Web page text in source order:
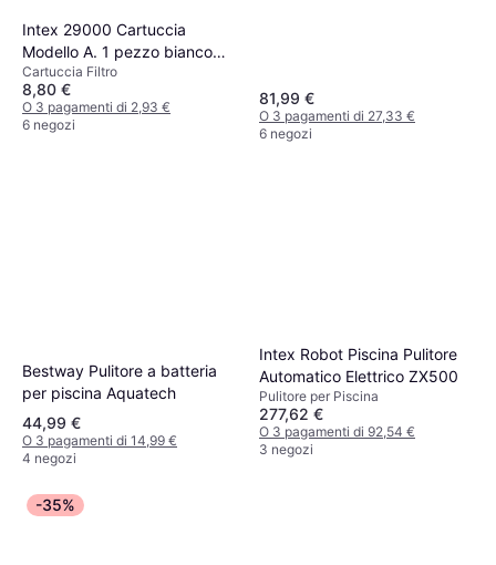
Intex 29000 Cartuccia
Modello A. 1 pezzo bianco
bianco
Cartuccia Filtro
8,80 €
O 3 pagamenti di 2,93 €
6 negozi
81,99 €
O 3 pagamenti di 27,33 €
6 negozi
Bestway Pulitore a batteria
per piscina Aquatech
44,99 €
O 3 pagamenti di 14,99 €
4 negozi
Intex Robot Piscina Pulitore
Automatico Elettrico ZX500
Pulitore per Piscina
277,62 €
O 3 pagamenti di 92,54 €
3 negozi
-35%